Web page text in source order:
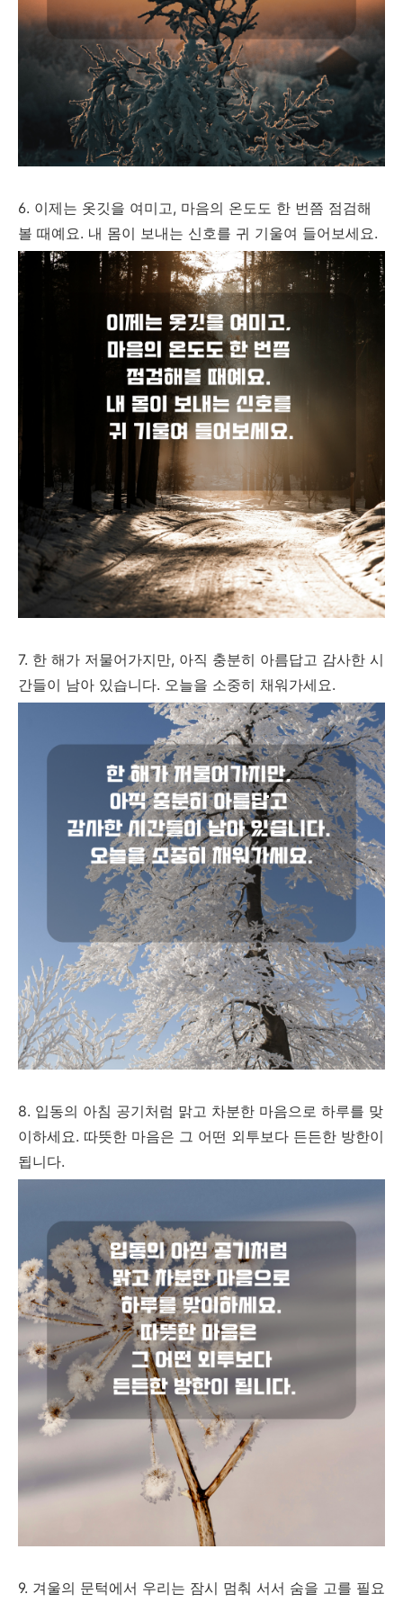
6. 이제는 옷깃을 여미고, 마음의 온도도 한 번쯤 점검해
볼 때예요. 내 몸이 보내는 신호를 귀 기울여 들어보세요.
7. 한 해가 저물어가지만, 아직 충분히 아름답고 감사한 시
간들이 남아 있습니다. 오늘을 소중히 채워가세요.
8. 입동의 아침 공기처럼 맑고 차분한 마음으로 하루를 맞
이하세요. 따뜻한 마음은 그 어떤 외투보다 든든한 방한이
됩니다.
9. 겨울의 문턱에서 우리는 잠시 멈춰 서서 숨을 고를 필요